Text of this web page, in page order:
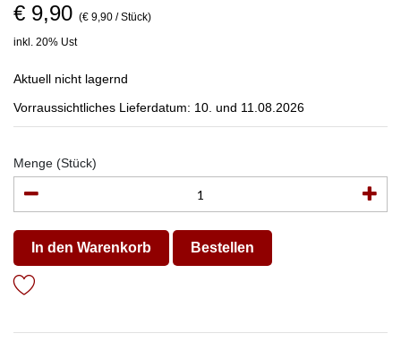
€ 9,90 (€ 9,90 / Stück)
inkl. 20% Ust
Aktuell nicht lagernd
Vorraussichtliches Lieferdatum: 10. und 11.08.2026
Menge (Stück)
In den Warenkorb Bestellen